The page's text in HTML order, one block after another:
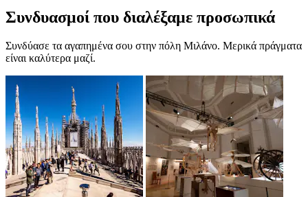
Συνδυασμοί που διαλέξαμε προσωπικά
Συνδύασε τα αγαπημένα σου στην πόλη Μιλάνο. Μερικά πράγματα
είναι καλύτερα μαζί.